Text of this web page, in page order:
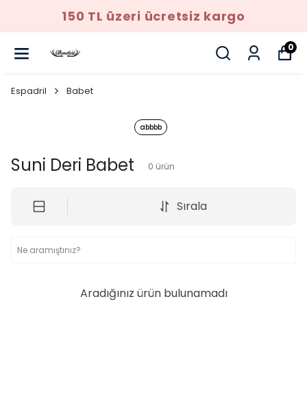
150 TL üzeri ücretsiz kargo
0
Espadril Babet
abbbb
Suni Deri Babet 0 ürün
Sırala
Aradığınız ürün bulunamadı